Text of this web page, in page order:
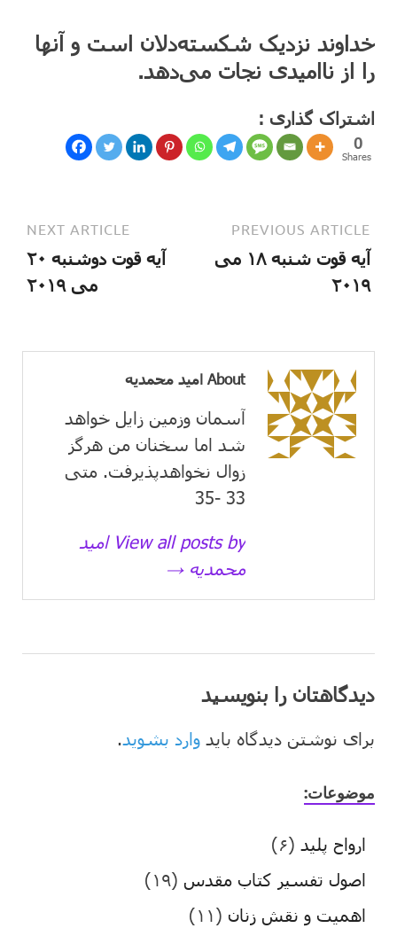
خداوند نزدیک شکسته‌دلان است و آنها
را از ناامیدی نجات می‌دهد.
اشتراک گذاری :
0
Shares
PREVIOUS ARTICLE
آیه قوت شنبه ۱۸ می
۲۰۱۹
NEXT ARTICLE
آیه قوت دوشنبه ۲۰
می ۲۰۱۹
About امید محمدیه
آسمان وزمین زايل خواهد
شد اما سخنان من هرگز
زوال نخواهدپذیرفت. متی
33 -35
View all posts by امید
محمدیه →
دیدگاهتان را بنویسید
برای نوشتن دیدگاه باید وارد بشوید.
موضوعات:
ارواح پلید (۶)
اصول تفسیر کتاب مقدس (۱۹)
اهمیت و نقش زنان (۱۱)